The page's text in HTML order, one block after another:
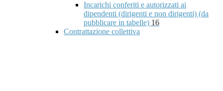
Incarichi conferiti e autorizzati ai
dipendenti (dirigenti e non dirigenti) (da
pubblicare in tabelle) 16
Contrattazione collettiva